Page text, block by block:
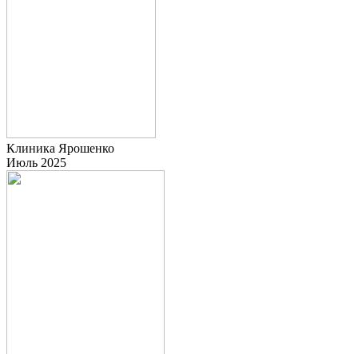
Клиника Ярошенко
Июль 2025